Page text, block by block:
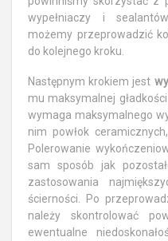
wypełniaczy i
możemy przeprowadzić
do kolejnego kroku.
Następnym krokiem jest
mu maksymalnej
wymaga maksymalnego
nim powłok
Polerowanie
sam sposób jak
zastosowania
ścierności. Po
należy skontrolować
ewentualne